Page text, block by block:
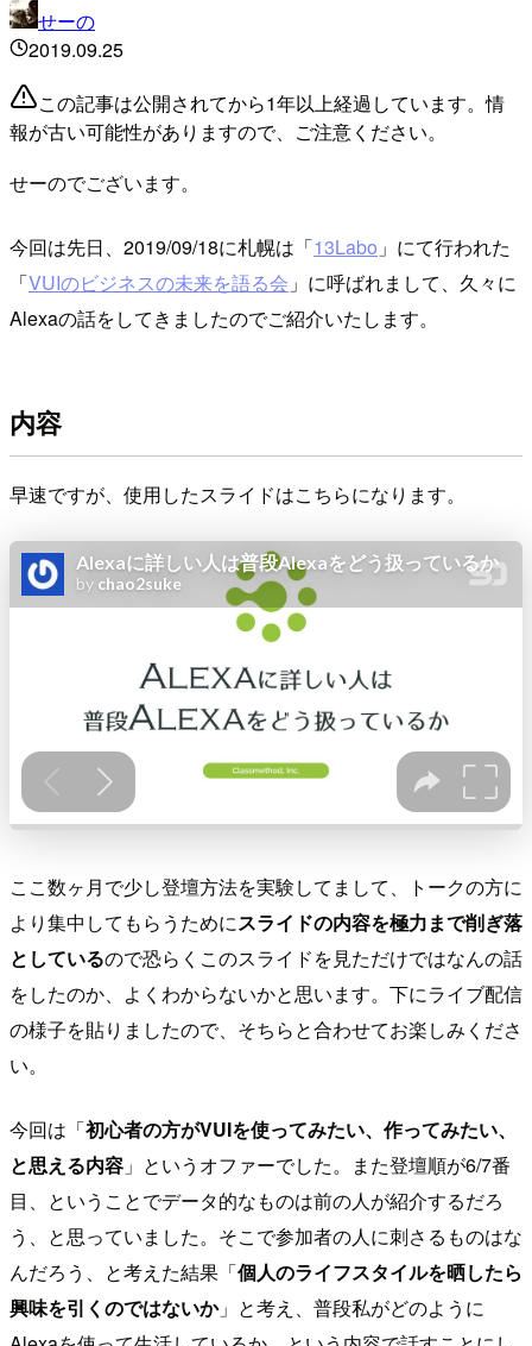
せーの
2019.09.25
この記事は公開されてから1年以上経過しています。情
報が古い可能性がありますので、ご注意ください。
せーのでございます。
今回は先日、2019/09/18に札幌は「13Labo 」にて行われた
「VUIのビジネスの未来を語る会 」に呼ばれまして、久々に
Alexaの話をしてきましたのでご紹介いたします。
内容
早速ですが、使用したスライドはこちらになります。
ここ数ヶ月で少し登壇方法を実験してまして、トークの方に
より集中してもらうためにスライドの内容を極力まで削ぎ落
としているので恐らくこのスライドを見ただけではなんの話
をしたのか、よくわからないかと思います。下にライブ配信
の様子を貼りましたので、そちらと合わせてお楽しみくださ
い。
今回は「初心者の方がVUIを使ってみたい、作ってみたい、
と思える内容 」というオファーでした。また登壇順が6/7番
目、ということでデータ的なものは前の人が紹介するだろ
う、と思っていました。そこで参加者の人に刺さるものはな
んだろう、と考えた結果「個人のライフスタイルを晒したら
興味を引くのではないか」と考え、普段私がどのように